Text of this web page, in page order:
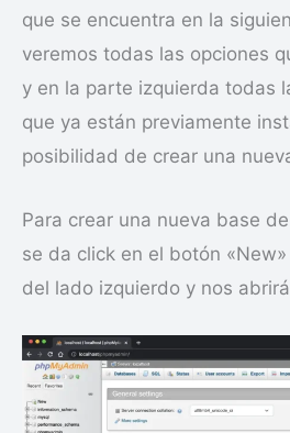
que se encuentra en la
veremos todas las opciones
y en la parte izquierda todas
que ya están previamente
posibilidad de crear una
Para crear una nueva base
se da click en el botón
del lado izquierdo y nos